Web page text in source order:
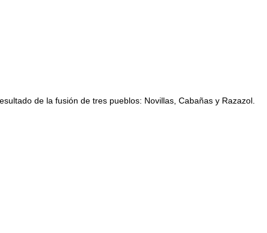
de la fusión de tres pueblos: Novillas, Cabañas y Razazol.